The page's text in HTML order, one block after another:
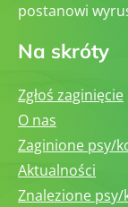
postanowi
Na skróty
Zgłoś zaginięcie
O nas
Zaginione psy/
Aktualności
Znalezione